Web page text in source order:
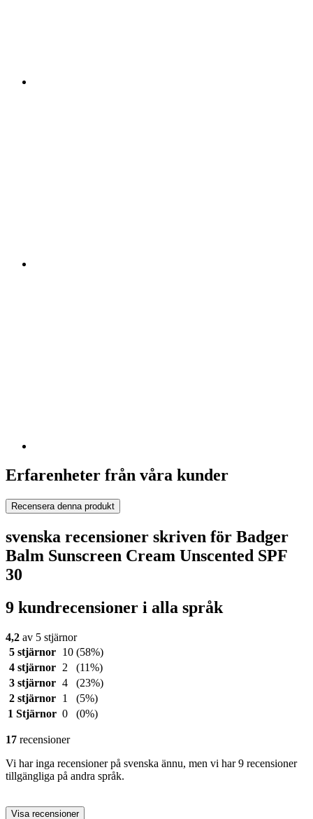
Erfarenheter från våra kunder
Recensera denna produkt
svenska recensioner skriven för Badger
Balm Sunscreen Cream Unscented SPF
30
9 kundrecensioner i alla språk
4,2 av 5 stjärnor
5 stjärnor
10 (58%)
4 stjärnor
2
(11%)
3 stjärnor 4
(23%)
2 stjärnor
1
(5%)
1 Stjärnor 0 (0%)
17 recensioner
Vi har inga recensioner på svenska ännu, men vi har 9 recensioner
tillgängliga på andra språk.
Visa recensioner